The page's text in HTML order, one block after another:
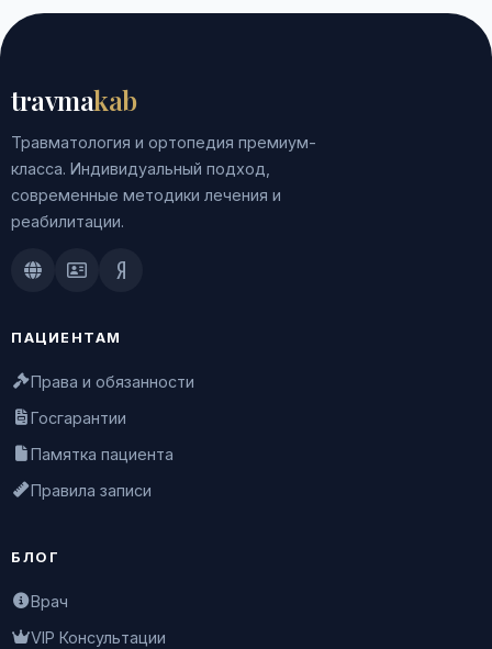
travmakab
Травматология и ортопедия премиум-
класса. Индивидуальный подход,
современные методики лечения и
реабилитации.
Doctu.ruПроДокторов
Яндекс.Здоровье
ПАЦИЕНТАМ
Права и обязанности
Госгарантии
Памятка пациента
Правила записи
БЛОГ
Врач
VIP Консультации